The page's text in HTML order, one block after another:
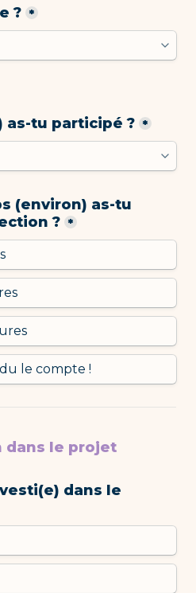
? *
as-tu participé ? *
(environ) as-tu
? *
le compte !
dans le projet
dans le